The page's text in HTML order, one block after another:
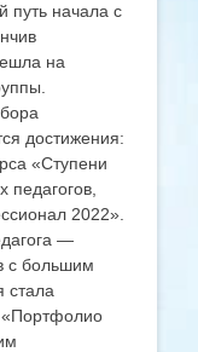
путь начала с
на
достижения:
«Ступени
педагогов,
2022».
—
с большим
стала
«Портфолио